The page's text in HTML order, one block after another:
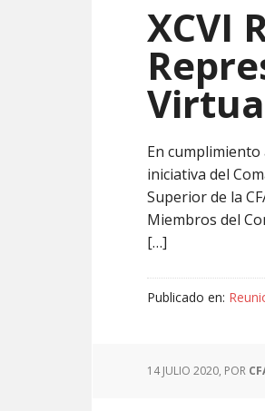
XCVI
En cumplimiento
iniciativa del
Superior de la
Miembros del
[…]
Publicado en:
14 JULIO 2020, POR